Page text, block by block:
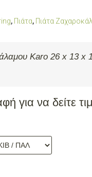
, Πιάτα, Πιάτα
Karo 26 x 13 x
για να δείτε